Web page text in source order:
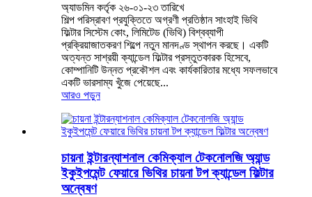
অ্যাডমিন কর্তৃক ২৬-০১-২৩ তারিখে
শিল্প পরিস্রাবণ প্রযুক্তিতে অগ্রণী প্রতিষ্ঠান সাংহাই ভিথি
ফিল্টার সিস্টেম কোং, লিমিটেড (ভিথি) বিশ্বব্যাপী
প্রক্রিয়াজাতকরণ শিল্পে নতুন মানদণ্ড স্থাপন করছে। একটি
অত্যন্ত সাশ্রয়ী ক্যান্ডেল ফিল্টার প্রস্তুতকারক হিসেবে,
কোম্পানিটি উন্নত প্রকৌশল এবং কার্যকারিতার মধ্যে সফলভাবে
একটি ভারসাম্য খুঁজে পেয়েছে...
আরও পড়ুন
চায়না ইন্টারন্যাশনাল কেমিক্যাল টেকনোলজি অ্যান্ড
ইকুইপমেন্ট ফেয়ারে ভিথির চায়না টপ ক্যান্ডেল ফিল্টার
অন্বেষণ